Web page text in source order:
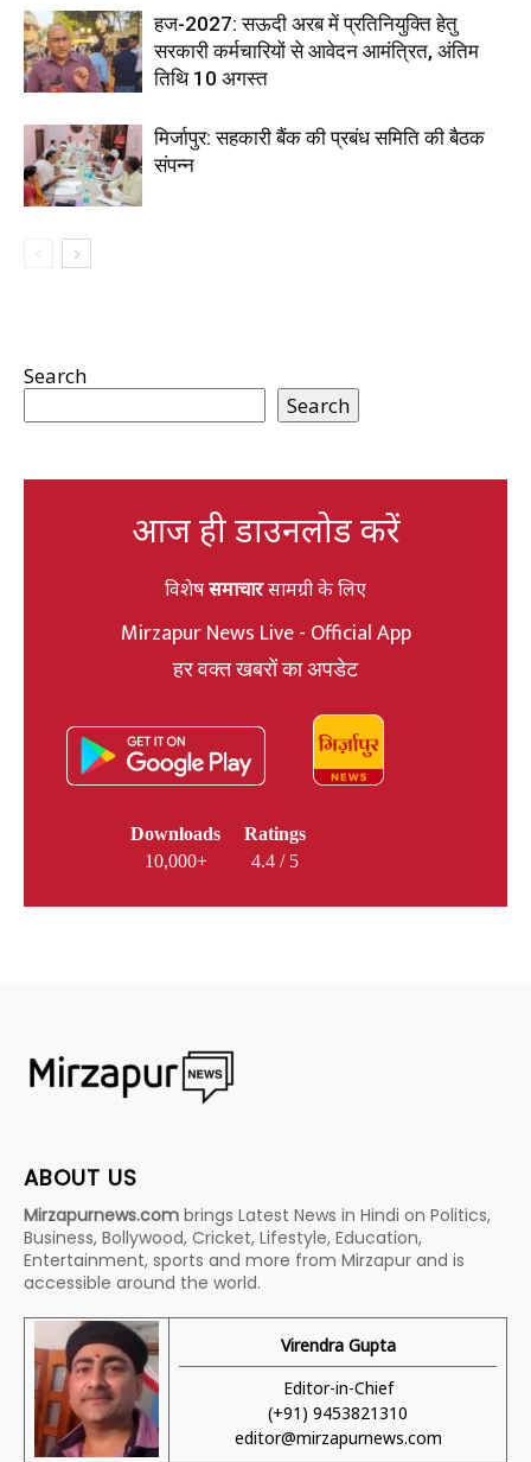
हज-2027: सऊदी अरब में प्रतिनियुक्ति हेतु
सरकारी कर्मचारियों से आवेदन आमंत्रित, अंतिम
तिथि 10 अगस्त
मिर्जापुर: सहकारी बैंक की प्रबंध समिति की बैठक
संपन्न
Search
Search
आज ही डाउनलोड करें
विशेषसमाचारसामग्री के लिए
Mirzapur News Live - Official App
हर वक्त खबरों का अपडेट
Downloads
10,000+
Ratings
4.4 / 5
ABOUT US
Mirzapurnews.com brings Latest News in Hindi on Politics,
Business, Bollywood, Cricket, Lifestyle, Education,
Entertainment, sports and more from Mirzapur and is
accessible around the world.
Virendra Gupta
Editor-in-Chief
(+91) 9453821310
editor@mirzapurnews.com